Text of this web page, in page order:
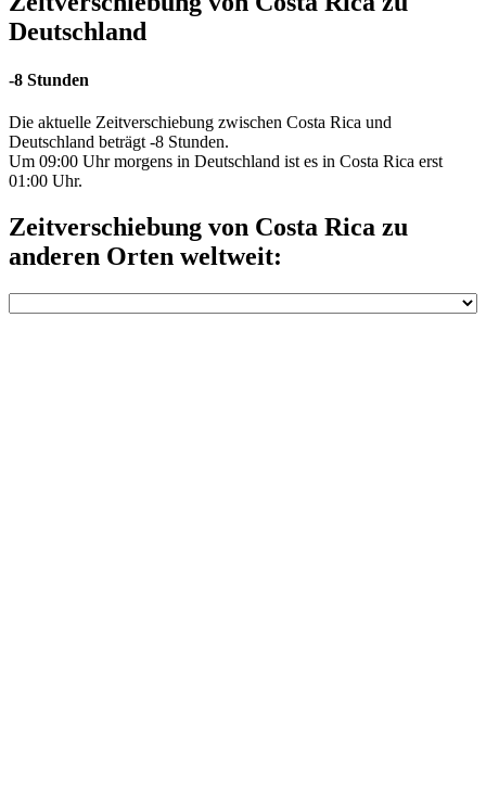
Deutschland
-8 Stunden
Die aktuelle Zeitverschiebung zwischen Costa Rica und
Deutschland beträgt -8 Stunden.
Um 09:00 Uhr morgens in Deutschland ist es in Costa Rica erst
01:00 Uhr.
Zeitverschiebung von Costa Rica zu
anderen Orten weltweit: